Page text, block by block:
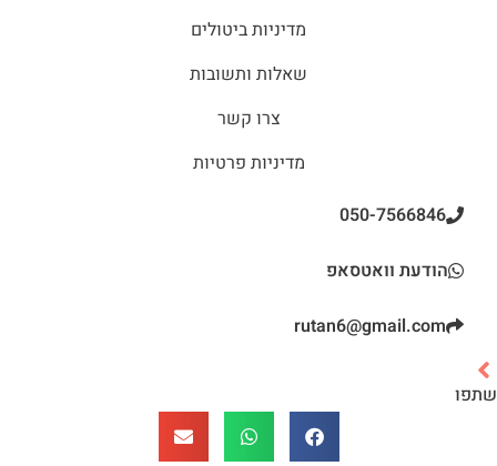
מדיניות ביטולים
שאלות ותשובות
צרו קשר
מדיניות פרטיות
050-7566846
הודעת וואטסאפ
rutan6@gmail.com
שתפו